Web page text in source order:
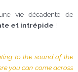
vie décadente de
et intrépide !
to the sound of the
you can come across